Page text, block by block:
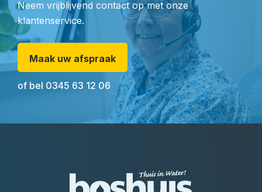
Neem vrijblijvend contact op met onze
klantenservice.
Maak uw afspraak
of bel 0345 63 12 06